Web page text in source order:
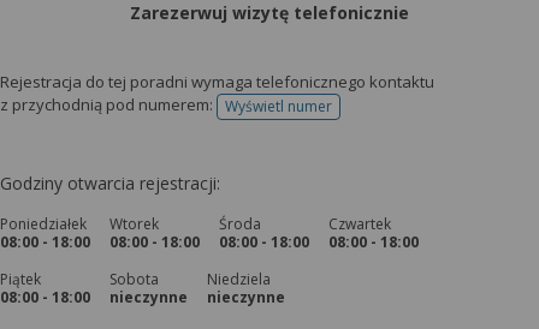
Zarezerwuj wizytę telefonicznie
Rejestracja do tej poradni wymaga telefonicznego kontaktu
z przychodnią pod numerem:
Wyświetl numertelefonu do rejestracji
Godziny otwarcia rejestracji:
Poniedziałek
08:00 - 18:00
Wtorek
08:00 - 18:00
Środa
08:00 - 18:00
Czwartek
08:00 - 18:00
Piątek
08:00 - 18:00
Sobota
nieczynne
Niedziela
nieczynne